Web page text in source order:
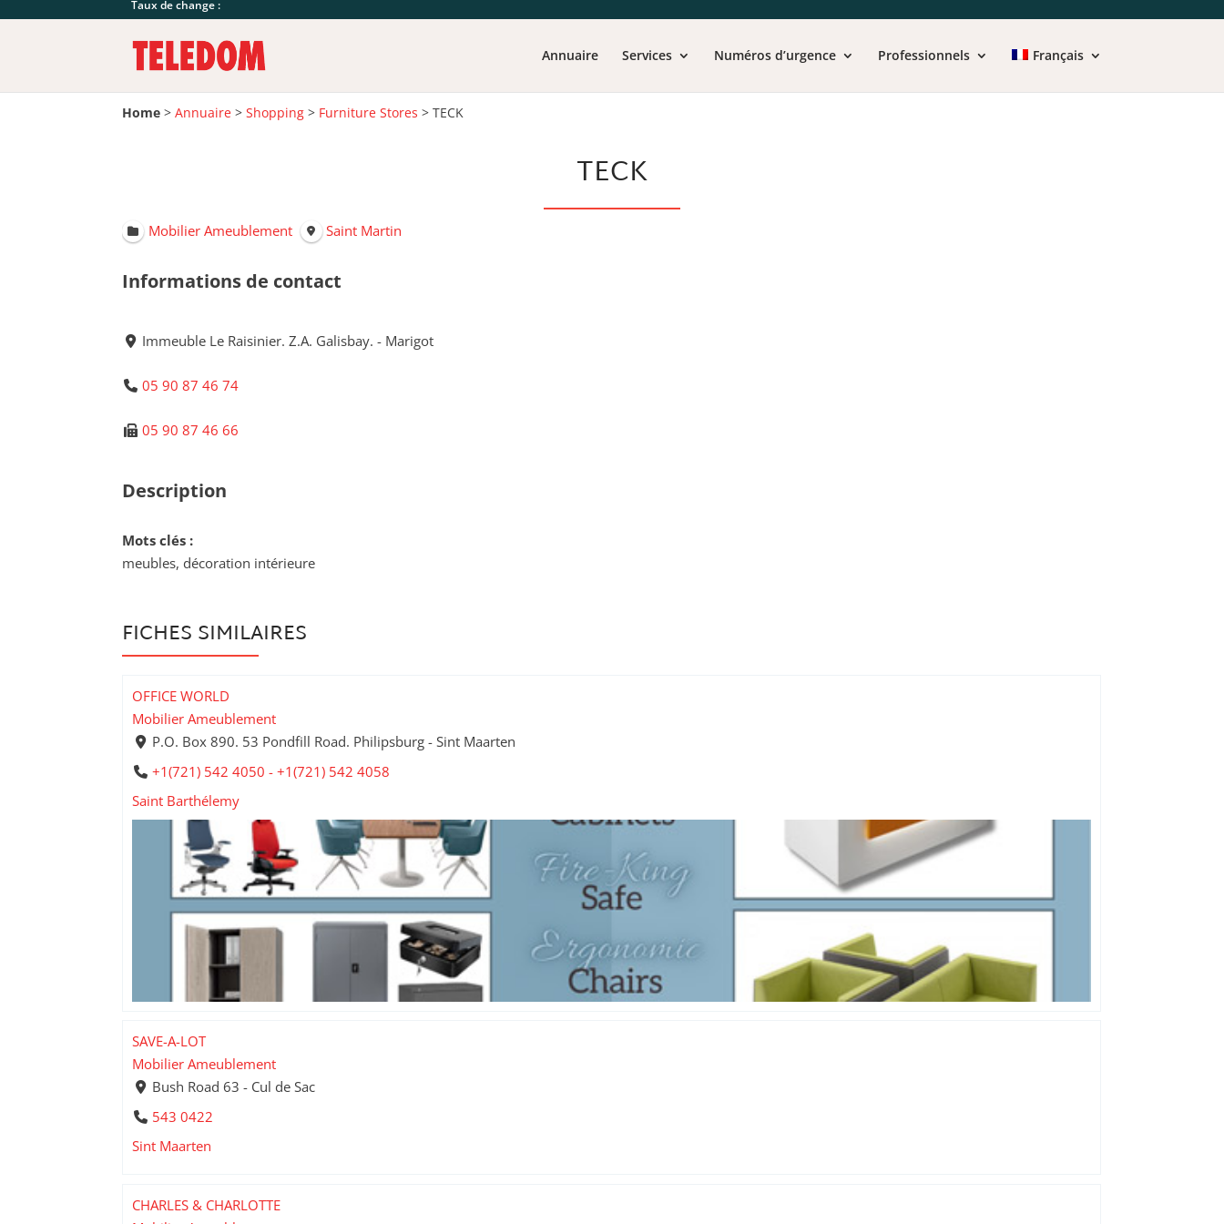
Taux de change :
Annuaire Services Numéros d’urgence Professionnels Français
Home >Annuaire >Shopping > Furniture Stores >TECK
TECK
Mobilier Ameublement Saint Martin
Informations de contact
Immeuble Le Raisinier. Z.A. Galisbay. - Marigot
05 90 87 46 74
05 90 87 46 66
Description
Mots clés :
meubles, décoration intérieure
FICHES SIMILAIRES
OFFICE WORLD
Mobilier Ameublement
P.O. Box 890. 53 Pondfill Road. Philipsburg - Sint Maarten
+1(721) 542 4050 - +1(721) 542 4058
Saint Barthélemy
SAVE-A-LOT
Mobilier Ameublement
Bush Road 63 - Cul de Sac
543 0422
Sint Maarten
CHARLES & CHARLOTTE